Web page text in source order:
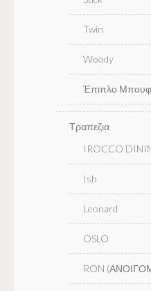
Twin
Woody
Έπιπλο
Τραπεζια
IROCCO
Ish
Leonard
OSLO
RON